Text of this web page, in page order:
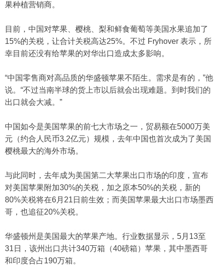
果种植营销商。
目前，中国对苹果、樱桃、梨和鲜食葡萄等美国水果追加了
15%的关税，让合计关税高达25%。不过 Fryhover 表示，所
幸目前还没有给苹果的对华出口造成太多影响。
“中国零售商对高品质的华盛顿苹果不陌生。需求是有的，”他
说。“不过当南半球的货上市以后就会出现难题。到时我们的
出口就会大减。”
中国如今是美国苹果的前七大市场之一，贸易额在5000万美
元（约合人民币3.2亿元）规模，去年中国也首次成为了美国
樱桃最大的海外市场。
与此同时，去年成为美国第二大苹果出口市场的印度，宣布
对美国苹果附加30%的关税，加之原本50%的关税，新的
80%关税将在6月21日前生效；而美国苹果最大出口市场墨西
哥，也追征20%关税。
华盛顿州是美国最大的苹果产地。行业数据显示，5月13至
31日，该州出口共计340万箱（40磅箱）苹果，其中墨西哥
和印度合占190万箱。